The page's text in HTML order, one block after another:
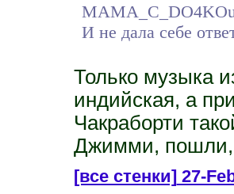
И не дала себе
Только музыка
индийская, а
Чакраборти
Джимми, пошли,
[все стенки]27-